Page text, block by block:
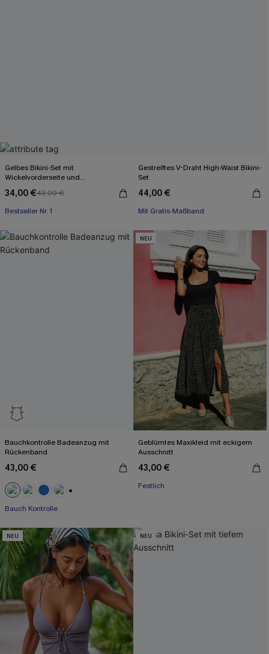
Gelbes Bikini-Set mit
Wickelvorderseite und
34,00 €43,00 €
Bestseller Nr. 1
Gestreiftes V-Draht High-Waist Bikini-
Set
44,00 €
Mit Gratis-Maßband
Bauchkontrolle Badeanzug mit
Rückenband
43,00 €
Bauch Kontrolle
NEU
Geblümtes Maxikleid mit eckigem
Ausschnitt
43,00 €
Festlich
NEU NEU